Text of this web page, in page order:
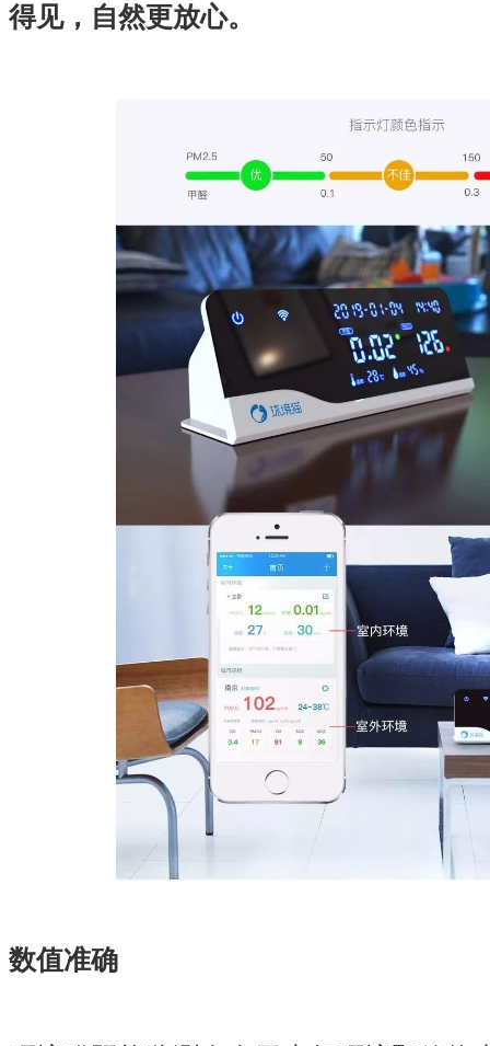
得见，自然更放心。
数值准确